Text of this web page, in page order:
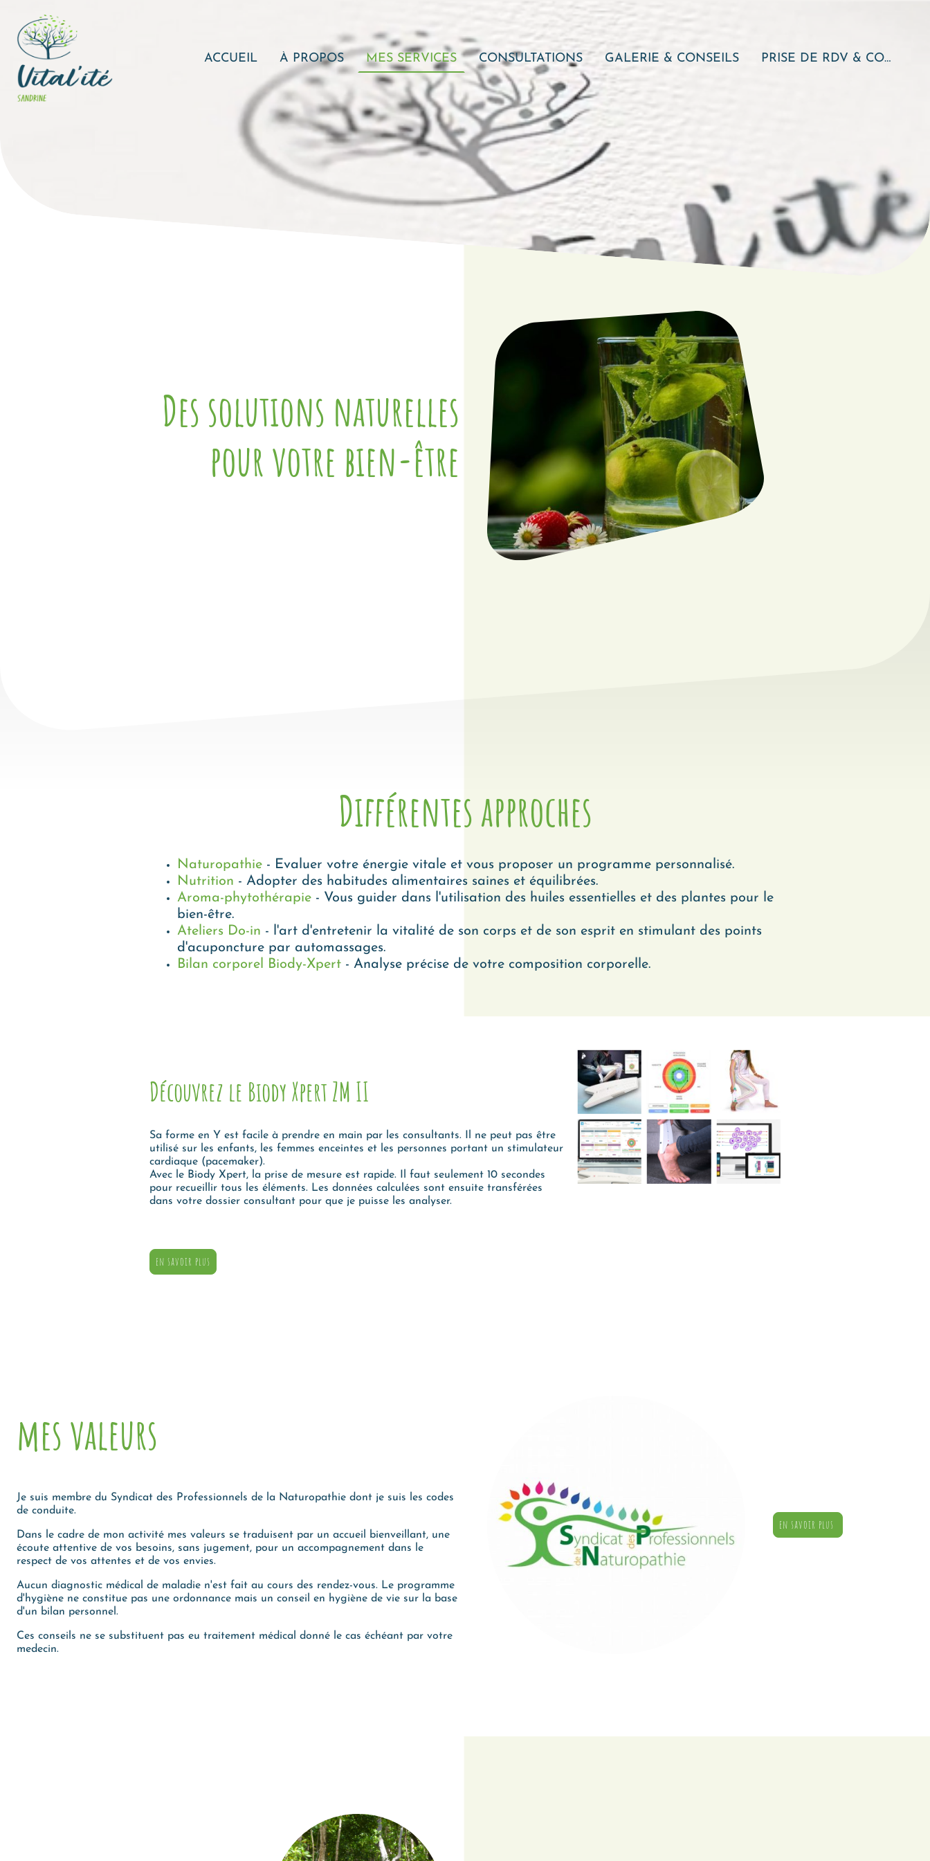
ACCUEIL À PROPOS MES SERVICES CONSULTATIONS GALERIE & CONSEILS PRISE DE RDV & CONTACT
Des solutions naturelles
pour votre bien-être
Différentes approches
Naturopathie - Evaluer votre énergie vitale et vous proposer un programme personnalisé.
Nutrition - Adopter des habitudes alimentaires saines et équilibrées.
Aroma-phytothérapie - Vous guider dans l'utilisation des huiles essentielles et des plantes pour le
bien-être.
Ateliers Do-in - l'art d'entretenir la vitalité de son corps et de son esprit en stimulant des points
d'acuponcture par automassages.
Bilan corporel Biody-Xpert - Analyse précise de votre composition corporelle.
Découvrez le Biody Xpert ZM II
Sa forme en Y est facile à prendre en main par les consultants. Il ne peut pas être
utilisé sur les enfants, les femmes enceintes et les personnes portant un stimulateur
cardiaque (pacemaker).
Avec le Biody Xpert, la prise de mesure est rapide. Il faut seulement 10 secondes
pour recueillir tous les éléments. Les données calculées sont ensuite transférées
dans votre dossier consultant pour que je puisse les analyser.
en savoir plus
mes valeurs
Je suis membre du Syndicat des Professionnels de la Naturopathie dont je suis les codes
de conduite.
Dans le cadre de mon activité mes valeurs se traduisent par un accueil bienveillant, une
écoute attentive de vos besoins, sans jugement, pour un accompagnement dans le
respect de vos attentes et de vos envies.
Aucun diagnostic médical de maladie n'est fait au cours des rendez-vous. Le programme
d'hygiène ne constitue pas une ordonnance mais un conseil en hygiène de vie sur la base
d'un bilan personnel.
Ces conseils ne se substituent pas eu traitement médical donné le cas échéant par votre
medecin.
en savoir plus